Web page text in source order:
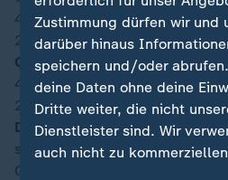
45′
22:46
Offizielle Nachspielzeit
44′
22:46
Dicke Chance zum Ausgleich!
sich am linken Strafraumeck
Gegenspieler durch. Aus neun
Zustimmung dürfen wir und
darüber hinaus
speichern und/oder
deine Daten ohne deine
Dritte weiter, die nicht
Dienstleister sind. Wir
auch nicht zu